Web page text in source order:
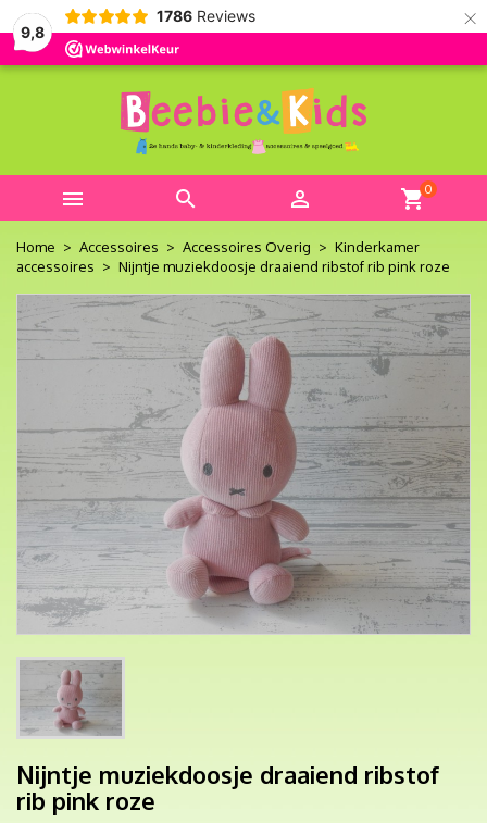
9,8
1786 Reviews ×
   shopping_cart0
Home Accessoires Accessoires Overig
Kinderkamer
accessoires
Nijntje muziekdoosje draaiend ribstof rib pink roze
Nijntje muziekdoosje draaiend ribstof
rib pink roze